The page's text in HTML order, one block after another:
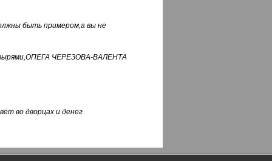
быть примером,а вы не
ЧЕРЕЗОВА-ВАЛЕНТА
во дворцах и денег